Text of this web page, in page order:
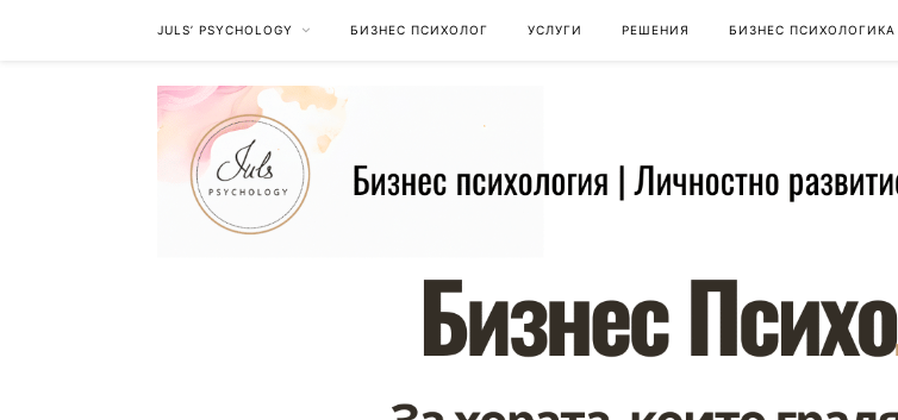
JULS’ PSYCHOLOGY БИЗНЕС ПСИХОЛОГ УСЛУГИ РЕШЕНИЯ БИЗНЕС ПСИХОЛОГИКА